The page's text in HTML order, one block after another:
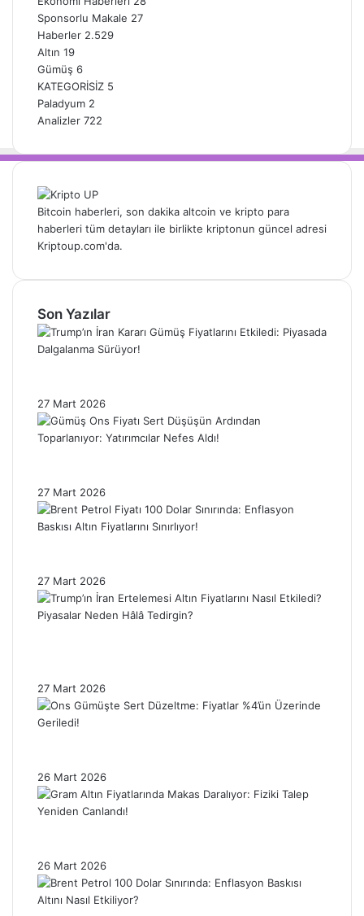
Sponsorlu Makale 27
Haberler 2.529
Altın 19
Gümüş 6
KATEGORİSİZ 5
Paladyum 2
Analizler 722
Bitcoin haberleri, son dakika altcoin ve kripto para
haberleri tüm detayları ile birlikte kriptonun güncel adresi
Kriptoup.com'da.
Son Yazılar
27 Mart 2026
27 Mart 2026
27 Mart 2026
27 Mart 2026
26 Mart 2026
26 Mart 2026